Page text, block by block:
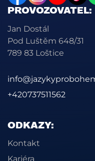
PROVOZOVATEL:
Jan Dostál
Pod Luštěm 648/31
789 83 Loštice
+420737511562
ODKAZY:
Kontakt
Kariéra